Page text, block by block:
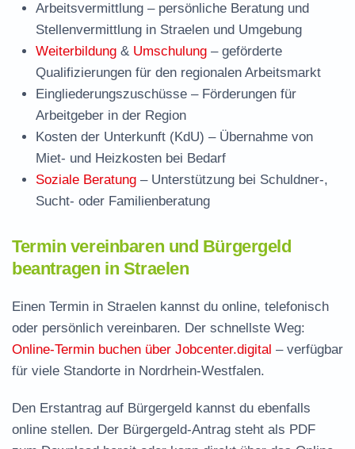
Arbeitsvermittlung – persönliche Beratung und
Stellenvermittlung in Straelen und Umgebung
Weiterbildung & Umschulung – geförderte
Qualifizierungen für den regionalen Arbeitsmarkt
Eingliederungszuschüsse – Förderungen für
Arbeitgeber in der Region
Kosten der Unterkunft (KdU) – Übernahme von
Miet- und Heizkosten bei Bedarf
Soziale Beratung – Unterstützung bei Schuldner-,
Sucht- oder Familienberatung
Termin vereinbaren und Bürgergeld
beantragen in Straelen
Einen Termin in Straelen kannst du online, telefonisch
oder persönlich vereinbaren. Der schnellste Weg:
Online-Termin buchen über Jobcenter.digital – verfügbar
für viele Standorte in Nordrhein-Westfalen.
Den Erstantrag auf Bürgergeld kannst du ebenfalls
online stellen. Der Bürgergeld-Antrag steht als PDF